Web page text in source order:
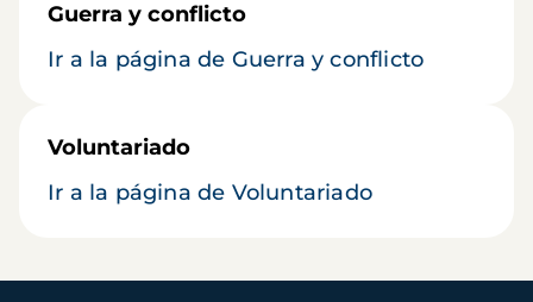
Guerra y conflicto
Ir a la página de Guerra y conflicto
Voluntariado
Ir a la página de Voluntariado